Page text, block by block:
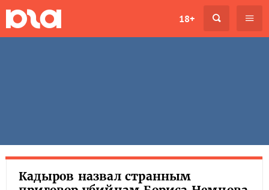
18+
Кадыров назвал странным